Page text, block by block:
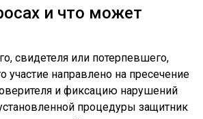
и что может
свидетеля или потерпевшего,
участие направлено на пресечение
и фиксацию нарушений
процедуры защитник